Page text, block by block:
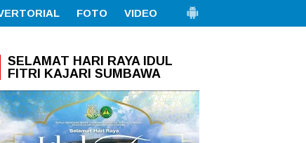
FOTO VIDEO
SELAMAT HARI RAYA IDUL
FITRI KAJARI SUMBAWA